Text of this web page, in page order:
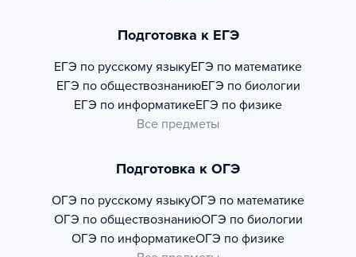
Подготовка к ЕГЭ
ЕГЭ по русскому языкуЕГЭ по математике
ЕГЭ по обществознаниюЕГЭ по биологии
ЕГЭ по информатикеЕГЭ по физике
Все предметы
Подготовка к ОГЭ
ОГЭ по русскому языкуОГЭ по математике
ОГЭ по обществознаниюОГЭ по биологии
ОГЭ по информатикеОГЭ по физике